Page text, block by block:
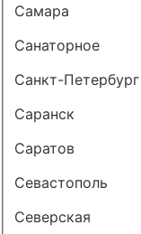
Самара
Санаторное
Санкт-Петербург
Саранск
Саратов
Севастополь
Северская